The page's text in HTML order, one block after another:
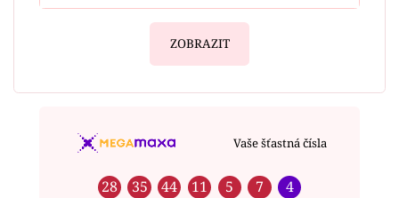
ZOBRAZIT
Vaše šťastná čísla
28 35 44 11 5 7 4